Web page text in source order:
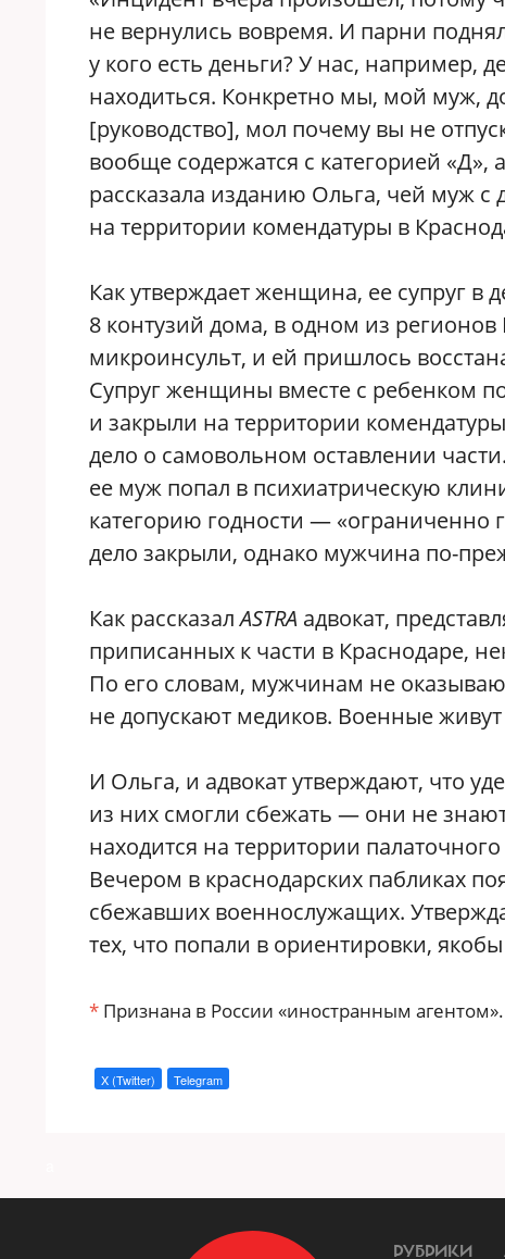
не вернулись вовремя. И парни
у кого есть деньги? У нас, например,
находиться. Конкретно мы, мой муж,
[руководство], мол почему вы не
вообще содержатся с категорией «Д»,
рассказала изданию Ольга, чей муж с
на территории комендатуры в
Как утверждает женщина, ее супруг в
8 контузий дома, в одном из
микроинсульт, и ей пришлось
Супруг женщины вместе с ребенком
и закрыли на территории
дело о самовольном оставлении
ее муж попал в психиатрическую
категорию годности — «ограниченно
дело закрыли, однако мужчина по-
Как рассказалASTRA адвокат,
приписанных к части в Краснодаре,
По его словам, мужчинам не
не допускают медиков. Военные
И Ольга, и адвокат утверждают, что
из них смогли сбежать — они не
находится на территории
Вечером в краснодарских пабликах
сбежавших военнослужащих.
тех, что попали в ориентировки,
* Признана в России «иностранным агентом».
X (Twitter) Telegram
РУБРИКИ